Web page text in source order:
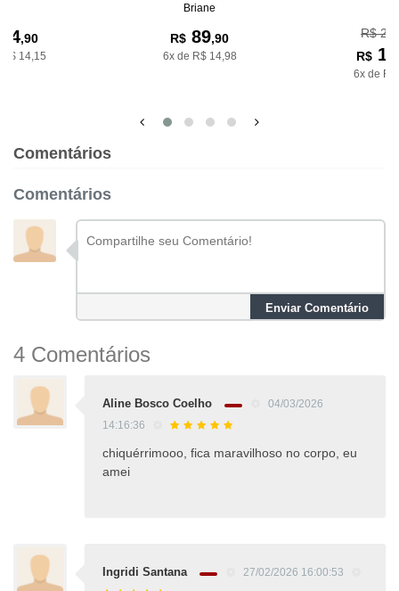
,90
14,15
Briane
R$ 89,90
6x de R$ 14,98
R$
R$
6x de
Comentários
Comentários
Enviar Comentário
4 Comentários
Aline Bosco Coelho
04/03/2026
14:16:36
chiquérrimooo, fica maravilhoso no corpo, eu
amei
Ingridi Santana 27/02/2026 16:00:53